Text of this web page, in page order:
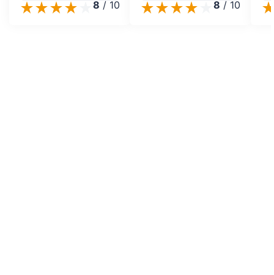
8 / 10
8 / 10